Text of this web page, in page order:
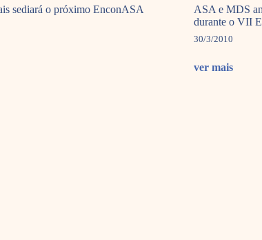
sediará o próximo EnconASA
ASA e MDS
durante o VII
30/3/2010
ver mais